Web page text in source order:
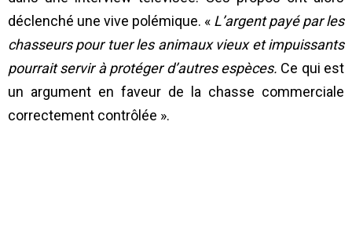
déclenché une vive polémique. « L’argent payé par les
chasseurs pour tuer les animaux vieux et impuissants
pourrait servir à protéger d’autres espèces. Ce qui est
un argument en faveur de la chasse commerciale
correctement contrôlée ».